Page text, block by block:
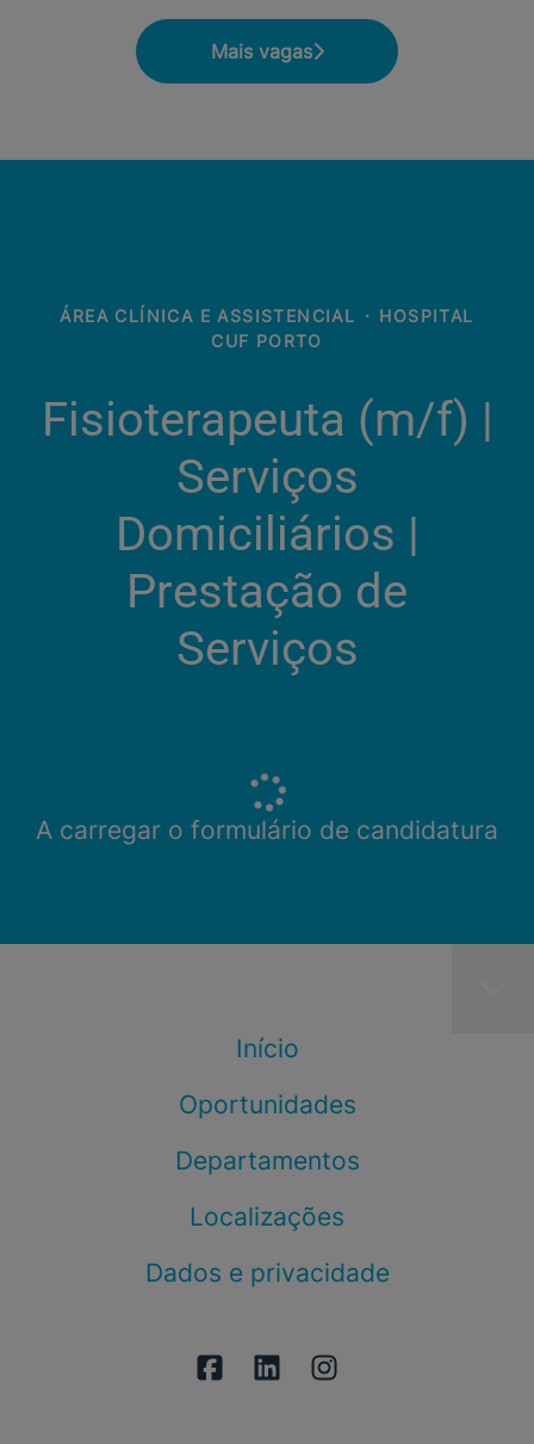
Mais vagas
ÁREA CLÍNICA E ASSISTENCIAL · HOSPITAL
CUF PORTO
Fisioterapeuta (m/f)​ |
Serviços
Domiciliários |
Prestação de
Serviços
A carregar o formulário de candidatura
Início
Oportunidades
Departamentos
Localizações
Dados e privacidade